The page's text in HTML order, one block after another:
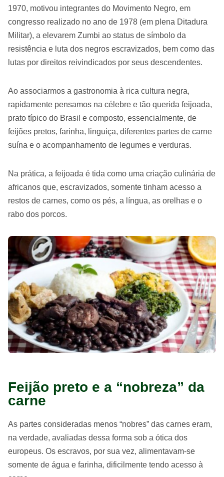
1970, motivou integrantes do Movimento Negro, em
congresso realizado no ano de 1978 (em plena Ditadura
Militar), a elevarem Zumbi ao status de símbolo da
resistência e luta dos negros escravizados, bem como das
lutas por direitos reivindicados por seus descendentes.
Ao associarmos a gastronomia à rica cultura negra,
rapidamente pensamos na célebre e tão querida feijoada,
prato típico do Brasil e composto, essencialmente, de
feijões pretos, farinha, linguiça, diferentes partes de carne
suína e o acompanhamento de legumes e verduras.
Na prática, a feijoada é tida como uma criação culinária de
africanos que, escravizados, somente tinham acesso a
restos de carnes, como os pés, a língua, as orelhas e o
rabo dos porcos.
Feijão preto e a “nobreza” da
carne
As partes consideradas menos “nobres” das carnes eram,
na verdade, avaliadas dessa forma sob a ótica dos
europeus. Os escravos, por sua vez, alimentavam-se
somente de água e farinha, dificilmente tendo acesso à